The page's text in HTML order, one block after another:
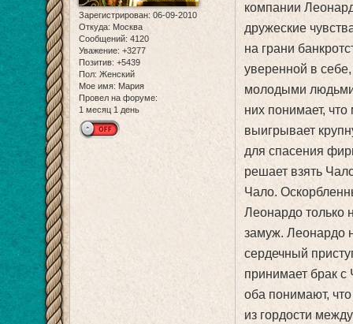
Зарегистрирован: 06-09-2010
Откуда: Москва
Сообщений: 4120
Уважение: +3277
Позитив: +5439
Пол: Женский
Мое имя: Мария
Провел на форуме:
1 месяц 1 день
компании
дружеские
на грани
уверенной в
молодыми людьми
них понимает,
выигрывает
для спасения
решает взять
Чало.
Леонардо только
замуж. Леонардо
сердечный
принимает брак с
оба понимают,
из гордости